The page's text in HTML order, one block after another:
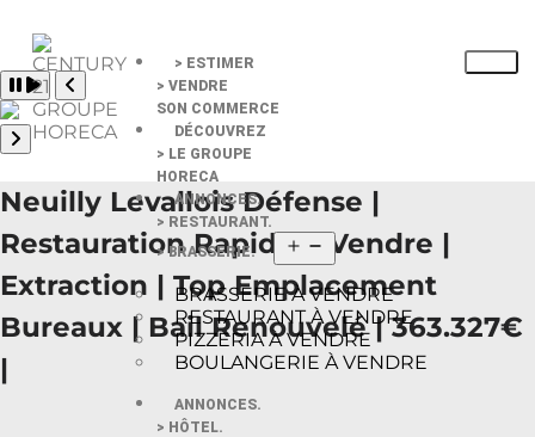
> ESTIMER
> VENDRE
SON COMMERCE
DÉCOUVREZ
> LE GROUPE
HORECA
ANNONCES.
> RESTAURANT.
> BRASSERIE.
BRASSERIE À VENDRE
RESTAURANT À VENDRE
PIZZERIA À VENDRE
BOULANGERIE À VENDRE
ANNONCES.
> HÔTEL.
Pause slide rotation
Resume slide rotation
Previous slide
Next slide
Neuilly Levallois Défense |
Restauration Rapide à Vendre |
Extraction | Top Emplacement
Bureaux | Bail Renouvelé | 363.327€
|